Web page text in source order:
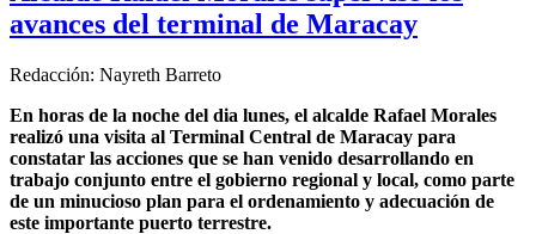
avances del terminal de Maracay
Redacción: Nayreth Barreto
En horas de la noche del dia lunes, el alcalde Rafael Morales
realizó una visita al Terminal Central de Maracay para
constatar las acciones que se han venido desarrollando en
trabajo conjunto entre el gobierno regional y local, como parte
de un minucioso plan para el ordenamiento y adecuación de
este importante puerto terrestre.